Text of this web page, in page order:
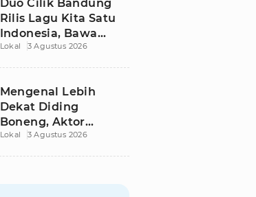
Duo Cilik Bandung
Rilis Lagu Kita Satu
Indonesia, Bawa
Pesan Persatuan
Lokal 3 Agustus 2026
Mengenal Lebih
Dekat Diding
Boneng, Aktor
Legendaris yang
Lokal 3 Agustus 2026